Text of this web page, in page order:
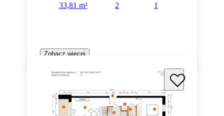
33,81 m²
2
1
Zobacz więcej